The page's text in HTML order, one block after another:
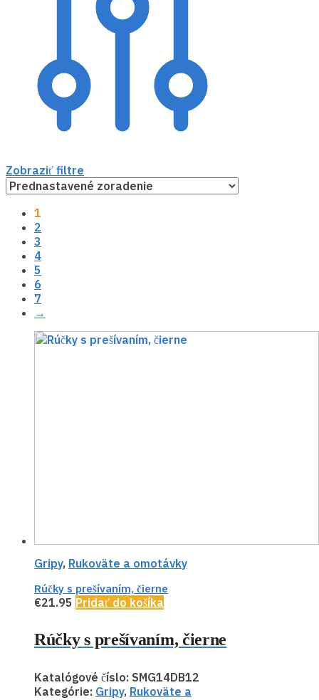
Zobraziť filtre
1
2
3
4
5
6
7
→
Gripy, Rukoväte a omotávky
Rúčky s prešívaním, čierne
€21.95 Pridať do košíka
Rúčky s prešívaním, čierne
Katalógové číslo: SMG14DB12
Kategórie: Gripy, Rukoväte a